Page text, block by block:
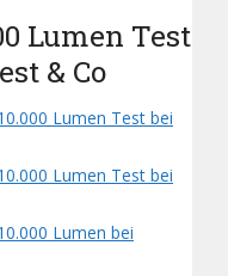
Lumen Test
& Co
Lumen Test bei
Lumen Test bei
Lumen bei